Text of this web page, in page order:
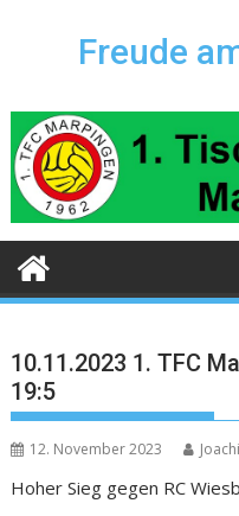
Freude
10.11.2023 1. TFC
19:5
12. November 2023
Hoher Sieg gegen RC